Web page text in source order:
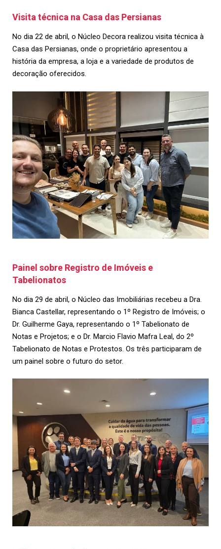
Visita técnica na Casa das Persianas
No dia 22 de abril, o Núcleo Decora realizou visita técnica à
Casa das Persianas, onde o proprietário apresentou a
história da empresa, a loja e a variedade de produtos de
decoração oferecidos.
Painel sobre Registro de Imóveis e
Tabelionatos
No dia 29 de abril, o Núcleo das Imobiliárias recebeu a Dra.
Bianca Castellar, representando o 1º Registro de Imóveis; o
Dr. Guilherme Gaya, representando o 1º Tabelionato de
Notas e Projetos; e o Dr. Marcio Flavio Mafra Leal, do 2º
Tabelionato de Notas e Protestos. Os três participaram de
um painel sobre o futuro do setor.